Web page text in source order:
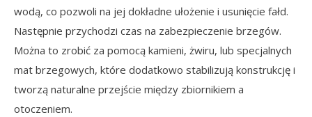
wodą, co pozwoli na jej dokładne ułożenie i usunięcie fałd.
Następnie przychodzi czas na zabezpieczenie brzegów.
Można to zrobić za pomocą kamieni, żwiru, lub specjalnych
mat brzegowych, które dodatkowo stabilizują konstrukcję i
tworzą naturalne przejście między zbiornikiem a
otoczeniem.